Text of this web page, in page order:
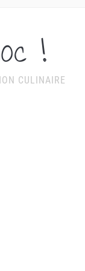
!
CULINAIRE